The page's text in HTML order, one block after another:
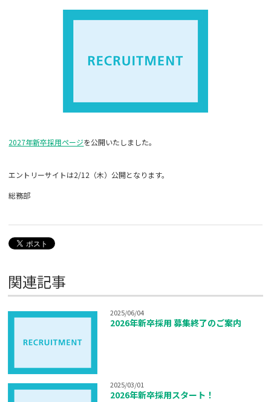
2027年新卒採用ページを公開いたしました。
エントリーサイトは2/12（木）公開となります。
総務部
関連記事
2025/06/04
2026年新卒採用 募集終了のご案内
2025/03/01
2026年新卒採用スタート！